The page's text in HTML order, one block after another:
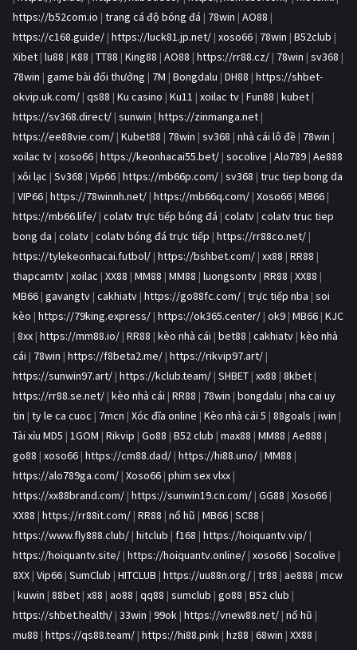
https://b52com.io | trang cá độ bóng đá | 78win | AO88 |
https://c168.guide/ | https://luck81.jp.net/ | xoso66 | 78win | B52club |
Xibet | lu88 | K88 | TT88 | King88 | AO88 | https://rr88.cz/ | 78win | sv368 |
78win | game bài đổi thưởng | 7M | Bongdalu | DH88 | https://shbet-
okvip.uk.com/ | qs88 | Ku casino | Ku11 | xoilac tv | Fun88 | kubet |
https://sv368.direct/ | sunwin | https://zinmanga.net |
https://ee88vie.com/ | Kubet88 | 78win | sv368 | nhà cái lô đề | 78win |
xoilac tv | xoso66 | https://keonhacai55.bet/ | socolive | Alo789 | Ae888
| xôi lạc | Sv368 | Vip66 | https://mb66p.com/ | sv368 | truc tiep bong da
| VIP66 | https://78winnh.net/ | https://mb66q.com/ | Xoso66 | MB66 |
https://mb66.life/ | colatv trực tiếp bóng đá | colatv | colatv truc tiep
bong da | colatv | colatv bóng đá trực tiếp | https://rr88co.net/ |
https://tylekeonhacai.futbol/ | https://bshbet.com/ | xx88 | RR88 |
thapcamtv | xoilac | XX88 | MM88 | MM88 | luongsontv | RR88 | XX88 |
MB66 | gavangtv | cakhiatv | https://go88fc.com/ | trực tiếp nba | soi
kèo | https://79king.express/ | https://ok365.center/ | ok9 | MB66 | KJC
| 8xx | https://mm88.io/ | RR88 | kèo nhà cái | bet88 | cakhiatv | kèo nhà
cái | 78win | https://f8beta2.me/ | https://rikvip97.art/ |
https://sunwin97.art/ | https://kclub.team/ | SHBET | xx88 | 8kbet |
https://rr88.se.net/ | kèo nhà cái | RR88 | 78win | bongdalu | nha cai uy
tin | ty le ca cuoc | 7mcn | Xóc đĩa online | Kèo nhà cái 5 | 88goals | iwin |
Tài xỉu MD5 | 1GOM | Rikvip | Go88 | B52 club | max88 | MM88 | Ae888 |
go88 | xoso66 | https://cm88.dad/ | https://hi88.uno/ | MM88 |
https://alo789ga.com/ | Xoso66 | phim sex vlxx |
https://xx88brand.com/ | https://sunwin19.cn.com/ | GG88 | Xoso66 |
XX88 | https://rr88it.com/ | RR88 | nổ hũ | MB66 | SC88 |
https://www.fly888.club/ | hitclub | f168 | https://hoiquantv.vip/ |
https://hoiquantv.site/ | https://hoiquantv.online/ | xoso66 | Socolive |
8XX | Vip66 | SumClub | HITCLUB | https://uu88n.org/ | tr88 | ae888 | mcw
| kuwin | 88bet | x88 | ao88 | qq88 | sumclub | go88 | B52 club |
https://shbet.health/ | 33win | 99ok | https://vnew88.net/ | nổ hũ |
mu88 | https://qs88.team/ | https://hi88.pink | hz88 | 68win | XX88 |